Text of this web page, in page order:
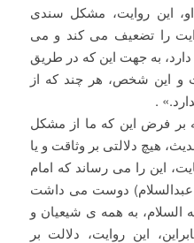
این روایت، مشکل سندی
را تضعیف می کند و می
به جهت این که در طریق
این شخص، هر چند که از
.
بر فرض این که ما از مشکل
هیچ دلالتی بر وثاقت و یا
این را می رساند که امام
عبدالسلام) دوست می داشت
السلام، به همه ی شیعیان و
این روایت، دلالت بر